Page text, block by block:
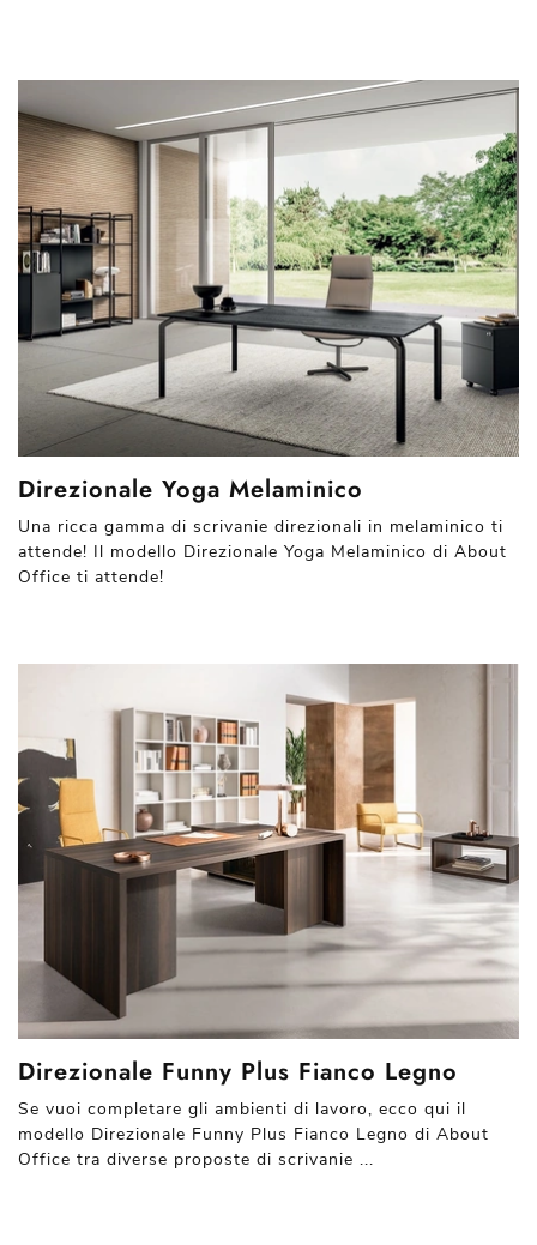
Direzionale Yoga Melaminico
Una ricca gamma di scrivanie direzionali in melaminico ti
attende! Il modello Direzionale Yoga Melaminico di About
Office ti attende!
Direzionale Funny Plus Fianco Legno
Se vuoi completare gli ambienti di lavoro, ecco qui il
modello Direzionale Funny Plus Fianco Legno di About
Office tra diverse proposte di scrivanie ...